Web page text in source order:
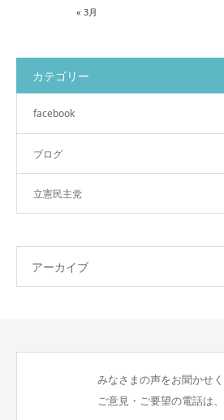
« 3月
カテゴリー
facebook
ブログ
立憲民主党
アーカイブ
みなさまの声をお聞かせく
ご意見・ご要望の電話は、